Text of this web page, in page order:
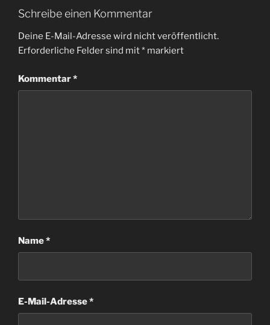
Schreibe einen Kommentar
Deine E-Mail-Adresse wird nicht veröffentlicht.
Erforderliche Felder sind mit* markiert
Kommentar*
Name*
E-Mail-Adresse*